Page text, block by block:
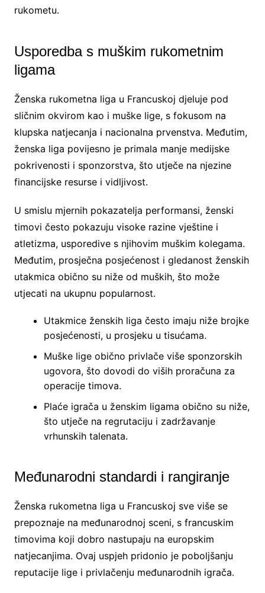
rukometu.
Usporedba s muškim rukometnim
ligama
Ženska rukometna liga u Francuskoj djeluje pod
sličnim okvirom kao i muške lige, s fokusom na
klupska natjecanja i nacionalna prvenstva. Međutim,
ženska liga povijesno je primala manje medijske
pokrivenosti i sponzorstva, što utječe na njezine
financijske resurse i vidljivost.
U smislu mjernih pokazatelja performansi, ženski
timovi često pokazuju visoke razine vještine i
atletizma, usporedive s njihovim muškim kolegama.
Međutim, prosječna posjećenost i gledanost ženskih
utakmica obično su niže od muških, što može
utjecati na ukupnu popularnost.
Utakmice ženskih liga često imaju niže brojke
posjećenosti, u prosjeku u tisućama.
Muške lige obično privlače više sponzorskih
ugovora, što dovodi do viših proračuna za
operacije timova.
Plaće igrača u ženskim ligama obično su niže,
što utječe na regrutaciju i zadržavanje
vrhunskih talenata.
Međunarodni standardi i rangiranje
Ženska rukometna liga u Francuskoj sve više se
prepoznaje na međunarodnoj sceni, s francuskim
timovima koji dobro nastupaju na europskim
natjecanjima. Ovaj uspjeh pridonio je poboljšanju
reputacije lige i privlačenju međunarodnih igrača.